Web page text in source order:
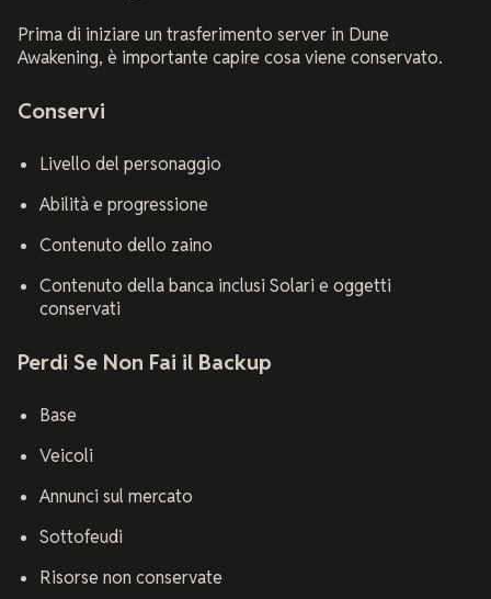
Prima di iniziare un trasferimento server in Dune
Awakening, è importante capire cosa viene conservato.
Conservi
Livello del personaggio
Abilità e progressione
Contenuto dello zaino
Contenuto della banca inclusi Solari e oggetti
conservati
Perdi Se Non Fai il Backup
Base
Veicoli
Annunci sul mercato
Sottofeudi
Risorse non conservate